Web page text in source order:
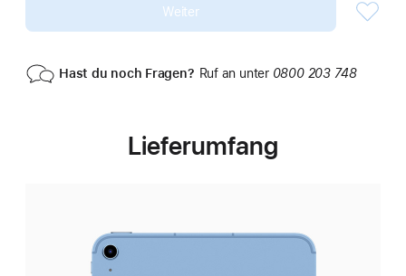
Weiter
Hast du noch Fragen? Ruf an unter 0800 203 748
Lieferumfang